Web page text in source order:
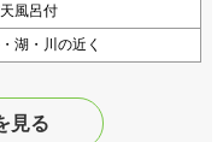
風呂付
湖・川の近く
見る